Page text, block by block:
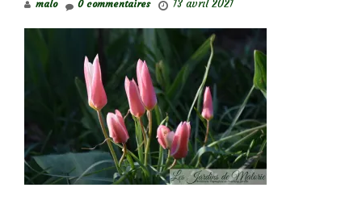
malo 13 avril 2021
0 commentaires